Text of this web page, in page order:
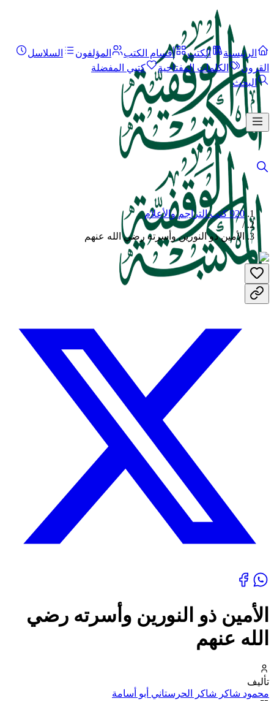
الرئيسية الكتب أقسام الكتب المؤلفون
السلاسل
القرون
الكلمات المفتاحية
كتبي المفضلة
البحث
920 كتب التراجم والأعلام
/
الأمين ذو النورين وأسرته رضي الله عنهم
الأمين ذو النورين وأسرته رضي
الله عنهم
تأليف
محمود شاكر شاكر الحرستاني أبو أسامة